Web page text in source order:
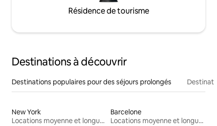
Résidence de tourisme
Destinations à découvrir
Destinations populaires pour des séjours prolongés
New York
Locations moyenne et longue durée
Barcelone
Locations moyenne et longue durée